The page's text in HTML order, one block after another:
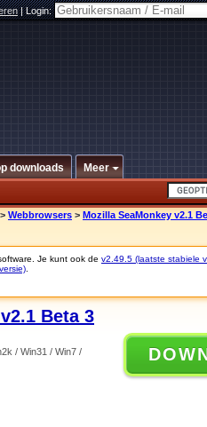
|Login:
downloads Meer
> Webbrowsers > Mozilla SeaMonkey v2.1
Je kunt ook de v2.49.5 (laatste stabiele
Beta 3
/ Win31 / Win7 /